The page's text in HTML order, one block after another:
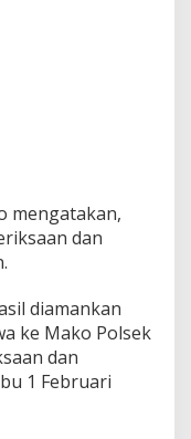
mengatakan,
dan
diamankan
ke Mako Polsek
dan
1 Februari